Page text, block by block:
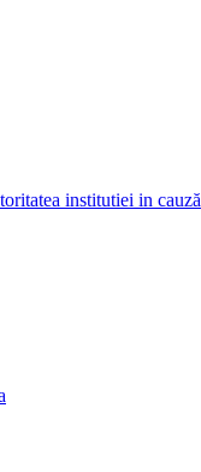
institutiei in cauză